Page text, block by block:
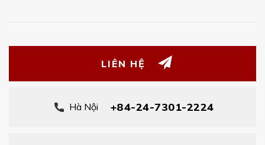
LIÊN HỆ
Hà Nội +84-24-7301-2224